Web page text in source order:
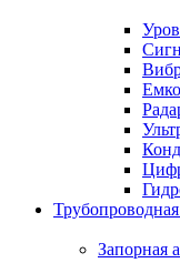
Запорная